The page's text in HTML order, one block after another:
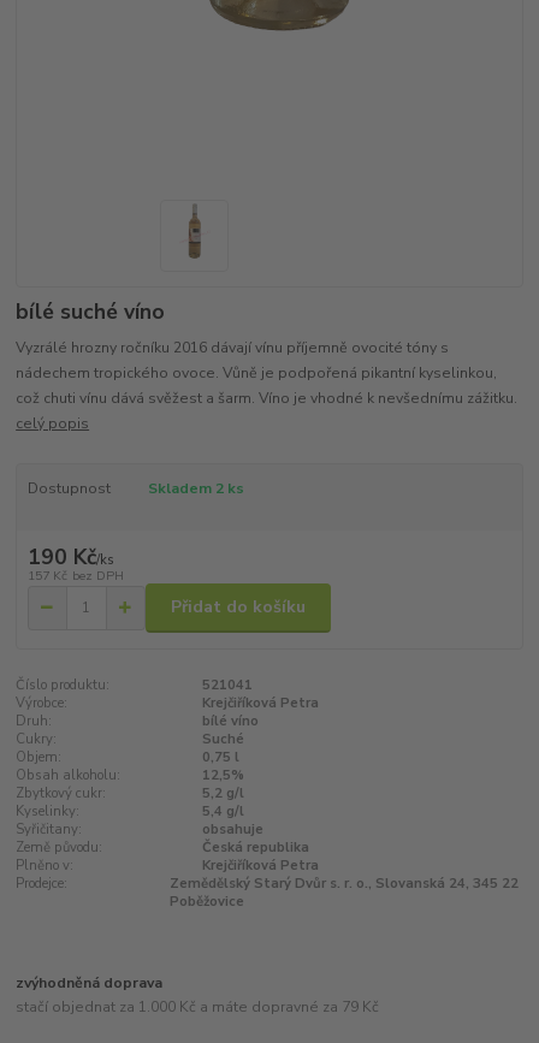
bílé suché víno
Vyzrálé hrozny ročníku 2016 dávají vínu příjemně ovocité tóny s
nádechem tropického ovoce. Vůně je podpořená pikantní kyselinkou,
což chuti vínu dává svěžest a šarm. Víno je vhodné k nevšednímu zážitku.
celý popis
Dostupnost Skladem 2 ks
190 Kč/ks
157 Kč bez DPH
Přidat do košíku
Číslo produktu:
521041
Výrobce:
Krejčiříková Petra
Druh:
bílé víno
Cukry:
Suché
Objem:
0,75 l
Obsah alkoholu:
12,5%
Zbytkový cukr:
5,2 g/l
Kyselinky:
5,4 g/l
Syřičitany:
obsahuje
Země původu:
Česká republika
Plněno v:
Krejčiříková Petra
Prodejce:
Zemědělský Starý Dvůr s. r. o., Slovanská 24, 345 22
Poběžovice
zvýhodněná doprava
stačí objednat za 1.000 Kč a máte dopravné za 79 Kč